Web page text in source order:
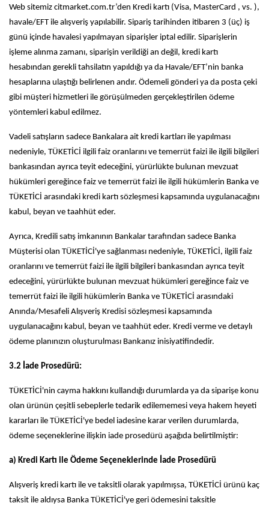
Web sitemiz citmarket.com.tr’den Kredi kartı (Visa, MasterCard , vs. ),
havale/EFT ile alışveriş yapılabilir. Sipariş tarihinden itibaren 3 (üç) iş
günü içinde havalesi yapılmayan siparişler iptal edilir. Siparişlerin
işleme alınma zamanı, siparişin verildiği an değil, kredi kartı
hesabından gerekli tahsilatın yapıldığı ya da Havale/EFT’nin banka
hesaplarına ulaştığı belirlenen andır. Ödemeli gönderi ya da posta çeki
gibi müşteri hizmetleri ile görüşülmeden gerçekleştirilen ödeme
yöntemleri kabul edilmez.
Vadeli satışların sadece Bankalara ait kredi kartları ile yapılması
nedeniyle, TÜKETİCİ ilgili faiz oranlarını ve temerrüt faizi ile ilgili bilgileri
bankasından ayrıca teyit edeceğini, yürürlükte bulunan mevzuat
hükümleri gereğince faiz ve temerrüt faizi ile ilgili hükümlerin Banka ve
TÜKETİCİ arasındaki kredi kartı sözleşmesi kapsamında uygulanacağını
kabul, beyan ve taahhüt eder.
Ayrıca, Kredili satış imkanının Bankalar tarafından sadece Banka
Müşterisi olan TÜKETİCİ'ye sağlanması nedeniyle, TÜKETİCİ, ilgili faiz
oranlarını ve temerrüt faizi ile ilgili bilgileri bankasından ayrıca teyit
edeceğini, yürürlükte bulunan mevzuat hükümleri gereğince faiz ve
temerrüt faizi ile ilgili hükümlerin Banka ve TÜKETİCİ arasındaki
Anında/Mesafeli Alışveriş Kredisi sözleşmesi kapsamında
uygulanacağını kabul, beyan ve taahhüt eder. Kredi verme ve detaylı
ödeme planınızın oluşturulması Bankanız inisiyatifindedir.
3.2 İade Prosedürü:
TÜKETİCİ'nin cayma hakkını kullandığı durumlarda ya da siparişe konu
olan ürünün çeşitli sebeplerle tedarik edilememesi veya hakem heyeti
kararları ile TÜKETİCİ'ye bedel iadesine karar verilen durumlarda,
ödeme seçeneklerine ilişkin iade prosedürü aşağıda belirtilmiştir:
a) Kredi Kartı ile Ödeme Seçeneklerinde İade Prosedürü
Alışveriş kredi kartı ile ve taksitli olarak yapılmışsa, TÜKETİCİ ürünü kaç
taksit ile aldıysa Banka TÜKETİCİ'ye geri ödemesini taksitle